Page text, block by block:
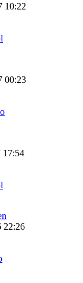
10:22
00:23
17:54
22:26